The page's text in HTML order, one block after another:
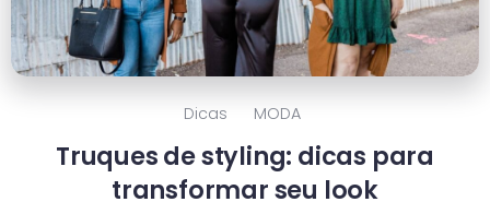
Dicas MODA
Truques de styling: dicas para
transformar seu look